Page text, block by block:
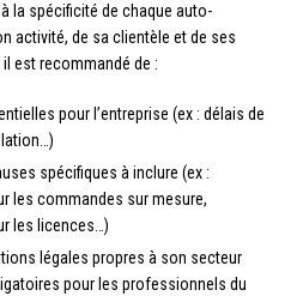
la spécificité de chaque auto-
activité, de sa clientèle et de ses
est recommandé de :
pour l’entreprise (ex : délais de
spécifiques à inclure (ex :
les commandes sur mesure,
les licences…)
légales propres à son secteur
pour les professionnels du